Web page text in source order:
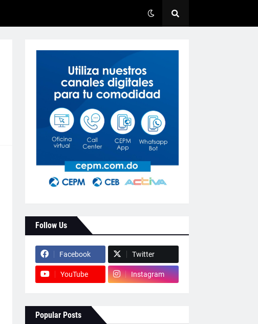
Follow Us
Facebook Twitter
YouTube Instagram
Popular Posts